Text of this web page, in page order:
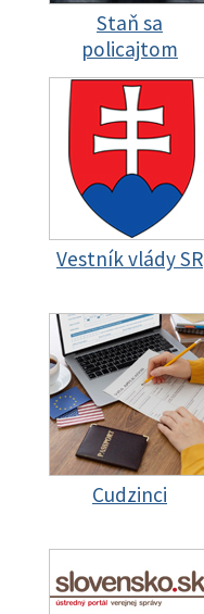
Staň sa
policajtom
Vestník vlády SR
Cudzinci